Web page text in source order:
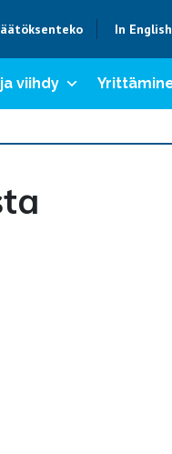
In English
viihdy